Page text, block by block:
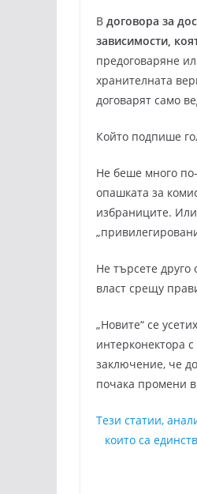
В договора за
зависимости,
предоговаряне
хранителната
договарят само
Който подпише
Не беше много
опашката за
избраниците.
Не търсете
власт срещу
„Новите“ се
интерконектора
заключение, че
почака промени
Тези статии,
които са